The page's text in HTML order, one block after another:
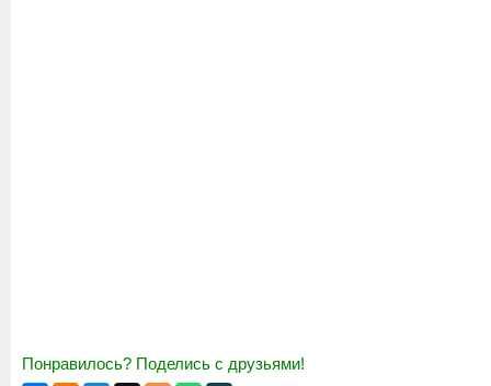
Понравилось? Поделись с друзьями!